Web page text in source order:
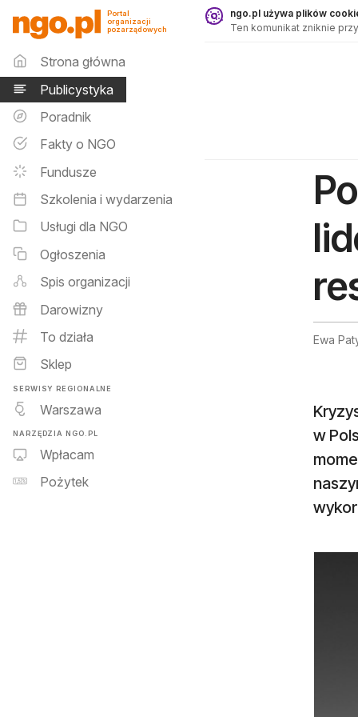
Publicystyka - ngo.pl
Portal
organizacji
pozarządowych
Menu główne
Strona główna
Publicystyka
Poradnik
Fakty o NGO
Fundusze
Szkolenia i wydarzenia
Usługi dla NGO
Ogłoszenia
Spis organizacji
Darowizny
To działa
Sklep
SERWISY REGIONALNE
Warszawa
NARZĘDZIA NGO.PL
Wpłacam
Pożytek
ngo.pl używa plików
Ten komunikat zniknie
Ewa
w